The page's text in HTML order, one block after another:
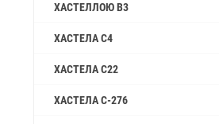
ХАСТЕЛЛОЮ B3
ХАСТЕЛА C4
ХАСТЕЛА C22
ХАСТЕЛА C-276